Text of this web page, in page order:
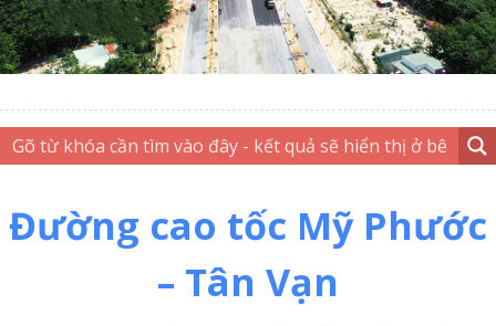
Đường cao tốc Mỹ Phước
– Tân Vạn